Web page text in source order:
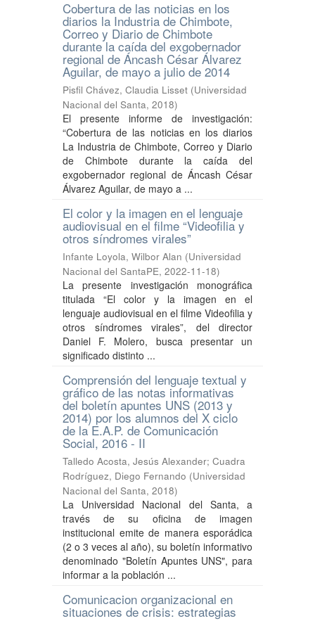
Cobertura de las noticias en los
diarios la Industria de Chimbote,
Correo y Diario de Chimbote
durante la caída del exgobernador
regional de Áncash César Álvarez
Aguilar, de mayo a julio de 2014
Pisfil Chávez, Claudia Lisset (Universidad
Nacional del Santa, 2018)
El presente informe de investigación:
“Cobertura de las noticias en los diarios
La Industria de Chimbote, Correo y Diario
de Chimbote durante la caída del
exgobernador regional de Áncash César
Álvarez Aguilar, de mayo a ...
El color y la imagen en el lenguaje
audiovisual en el filme “Videofilia y
otros síndromes virales”
Infante Loyola, Wilbor Alan (Universidad
Nacional del SantaPE, 2022-11-18)
La presente investigación monográfica
titulada “El color y la imagen en el
lenguaje audiovisual en el filme Videofilia y
otros síndromes virales”, del director
Daniel F. Molero, busca presentar un
significado distinto ...
Comprensión del lenguaje textual y
gráfico de las notas informativas
del boletín apuntes UNS (2013 y
2014) por los alumnos del X ciclo
de la E.A.P. de Comunicación
Social, 2016 - II
Talledo Acosta, Jesús Alexander; Cuadra
Rodríguez, Diego Fernando (Universidad
Nacional del Santa, 2018)
La Universidad Nacional del Santa, a
través de su oficina de imagen
institucional emite de manera esporádica
(2 o 3 veces al año), su boletín informativo
denominado "Boletín Apuntes UNS", para
informar a la población ...
Comunicacion organizacional en
situaciones de crisis: estrategias